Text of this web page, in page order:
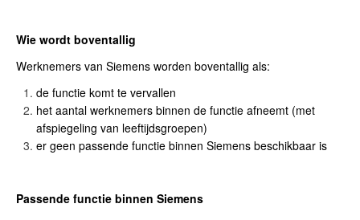
Wie wordt boventallig
Werknemers van Siemens worden boventallig als:
de functie komt te vervallen
het aantal werknemers binnen de functie afneemt (met
afspiegeling van leeftijdsgroepen)
er geen passende functie binnen Siemens beschikbaar is
Passende functie binnen Siemens